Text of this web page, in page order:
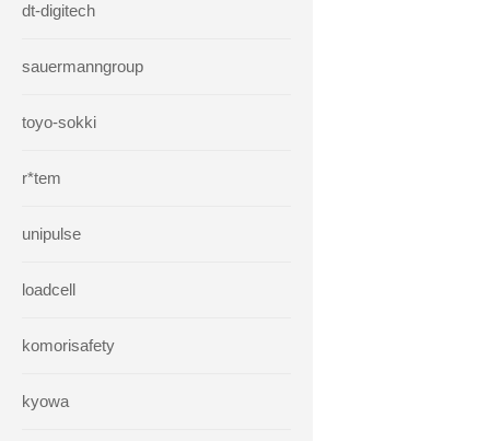
dt-digitech
sauermanngroup
toyo-sokki
r*tem
unipulse
loadcell
komorisafety
kyowa